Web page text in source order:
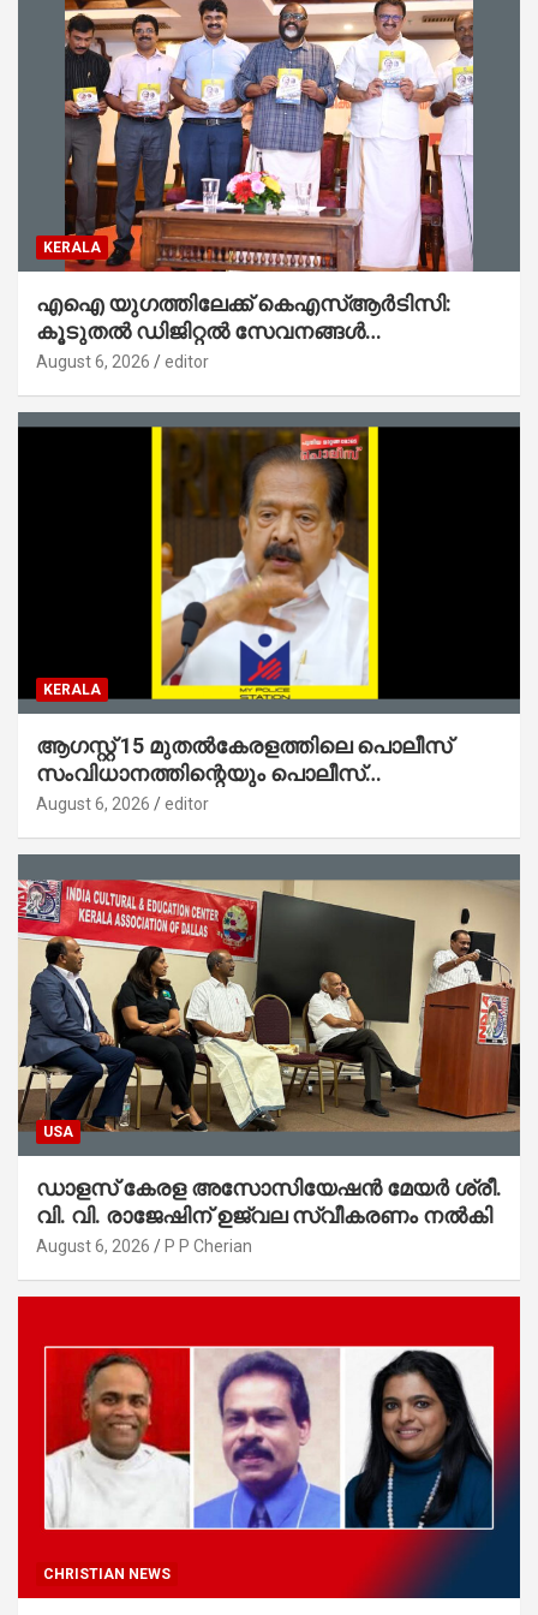
KERALA
എഐ യുഗത്തിലേക്ക് കെഎസ്ആർടിസി:
കൂടുതൽ ഡിജിറ്റൽ സേവനങ്ങൾ
ജനങ്ങളിലേക്കെത്തിക്കും – മന്ത്രി സി പി
August 6, 2026 editor
KERALA
ആഗസ്റ്റ് 15 മുതല്‍കേരളത്തിലെ പൊലീസ്
സംവിധാനത്തിന്റെയും പൊലീസ്
സ്റ്റേഷനുകളുടെയും മുഖഛായ മാറുകയാണ് :
August 6, 2026 editor
USA
ഡാളസ് കേരള അസോസിയേഷൻ മേയർ ശ്രീ.
വി. വി. രാജേഷിന് ഉജ്വല സ്വീകരണം നൽകി
August 6, 2026 P P Cherian
CHRISTIAN NEWS